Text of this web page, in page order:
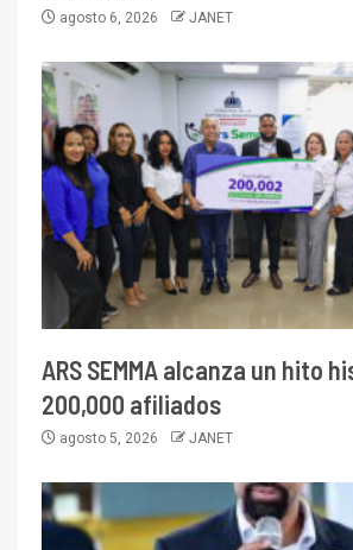
agosto 6, 2026 JANET
ARS SEMMA alcanza un hito
200,000 afiliados
agosto 5, 2026 JANET